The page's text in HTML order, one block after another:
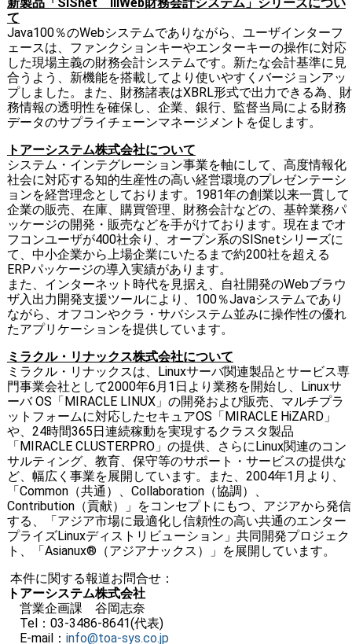
て
Java100％のWebシステムでありながら、ユーザインターフ
ェースは、ファンクションキーやエンターキーの操作に対応
した現場主義の財務会計システムです。新たな会計基準に見
合うよう、新機能を搭載してより使いやすくバージョンアッ
プしました。また、財務諸表はXBRL形式で出力できる為、財
務情報の透明性を確保し、企業、銀行、監督当局による財務
データのサプライチェーンマネージメントを促します。
トアーシステム株式会社について
システム・インテグレーション事業を軸にして、高度情報化
社会に対応する知的生産性の高い経営環境のプレゼンテーシ
ョンを経営理念としております。1981年の創業以来一貫して
企業の販売、在庫、購買管理、財務会計などの、基幹業務パ
ッケージの開発・販売などを手がけております。現在までオ
フコンユーザが400社余り、オープン系のSISnetシリーズに
て、中小企業から上場企業にいたるまで約200社を超える
ERPパッケージの導入実績があります。
また、インターネット時代を見据え、自社開発のWebブラウ
ザ入出力開発支援ツールにより、100％Javaシステムであり
ながら、オフコンやクラ・サバシステム並みに操作性の優れ
たアプリケーションを提供しています。
ミラクル・リナックス株式会社について
ミラクル・リナックスは、Linuxサーバ関連製品とサービス専
門事業会社として2000年6月1日より業務を開始し、Linuxサ
ーバ OS「MIRACLE LINUX」の開発および販売、マルチプラ
ットフォームに対応したセキュアOS「MIRACLE HiZARD」
や、24時間365日連続稼動を実現するクラスタ製品
「MIRACLE CLUSTERPRO」の提供、さらにLinux関連のコン
サルティング、教育、保守等のサポート・サービスの提供な
ど、幅広く事業を展開しています。また、2004年1月より、
「Common（共通）、Collaboration（協調）、
Contribution（貢献）」をコンセプトにもつ、アジアから発信
する、「アジア市場に最適化し信頼性の高い共通のエンター
プライズLinuxディストリビューション」共同開発プロジェク
ト、「Asianux®（アジアナックス）」を展開しています。
本件に関する報道お問合せ：
トアーシステム株式会社
営業企画課 谷岡志奈
Tel：03-3486-8641(代表)
E-mail： info@toa-sys.co.jp